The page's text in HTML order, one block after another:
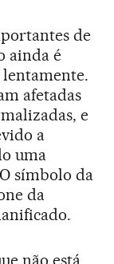
de
ainda é
lentamente.
afetadas
e
a
uma
símbolo da
da
não está